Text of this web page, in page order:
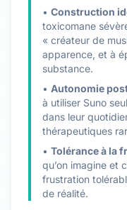
• Construction
toxicomane
« créateur de
apparence, et à
substance.
• Autonomie
à utiliser Suno
dans leur
thérapeutiques
• Tolérance à la
qu’on imagine et
frustration
de réalité.